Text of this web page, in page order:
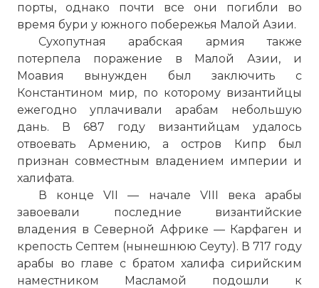
порты, однако почти все они погибли во
время бури у южного побережья Малой Азии.
Сухопутная арабская армия также
потерпела поражение в Малой Азии, и
Моавия вынужден был заключить с
Константином мир, по которому византийцы
ежегодно уплачивали арабам небольшую
дань. В 687 году византийцам удалось
отвоевать Армению, а остров Кипр был
признан совместным владением империи и
халифата.
В конце VII — начале VIII века арабы
завоевали последние византийские
владения в Северной Африке — Карфаген и
крепость Септем (нынешнюю Сеуту). В 717 году
арабы во главе с братом халифа сирийским
наместником Масламой подошли к